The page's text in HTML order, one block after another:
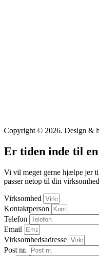
Copyright © 2026. Design &
Er tiden inde til
Vi vil meget gerne hjælpe jer
passer netop til din
Virksomhed
Kontaktperson
Telefon
Email
Virksomhedsadresse
Post nr.